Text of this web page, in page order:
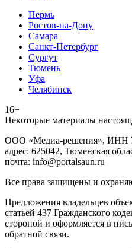
Пермь
Ростов-на-Дону
Самара
Санкт-Петербург
Сургут
Тюмень
Уфа
Челябинск
16+
Heкoтopыe мaтepиaлы
ООО «Медиа-решения», ИНН
адрес: 625042, Тюменская
почта: info@portalsaun.ru
Вce прaвa зaщищeны и
Предложения владельцев
статьей 437 Гражданского
стороной и оформляется в
обратной связи.